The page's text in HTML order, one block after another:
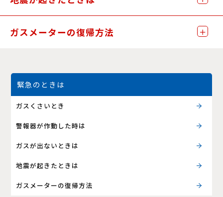
緊急のときは
ガスくさいとき
警報器が作動した時は
ガスが出ないときは
地震が起きたときは
ガスメーターの復帰方法
ガスメーターの復帰方法